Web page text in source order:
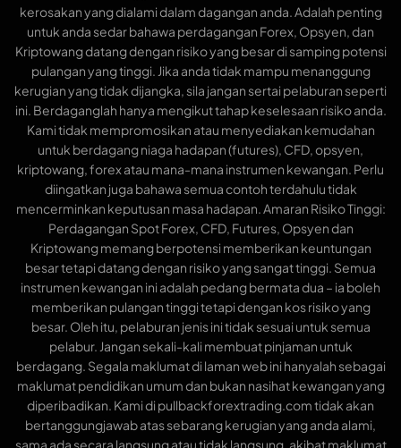
kerosakan yang dialami dalam dagangan anda. Adalah penting
untuk anda sedar bahawa perdagangan Forex, Opsyen, dan
Kriptowang datang dengan risiko yang besar di samping potensi
pulangan yang tinggi. Jika anda tidak mampu menanggung
kerugian yang tidak dijangka, sila jangan sertai pelaburan seperti
ini. Berdaganglah hanya mengikut tahap keselesaan risiko anda.
Kami tidak mempromosikan atau menyediakan kemudahan
untuk berdagang niaga hadapan (futures), CFD, opsyen,
kriptowang, forex atau mana-mana instrumen kewangan. Perlu
diingatkan juga bahawa semua contoh terdahulu tidak
mencerminkan keputusan masa hadapan. Amaran Risiko Tinggi:
Perdagangan Spot Forex, CFD, Futures, Opsyen dan
Kriptowang memang berpotensi memberikan keuntungan
besar tetapi datang dengan risiko yang sangat tinggi. Semua
instrumen kewangan ini adalah pedang bermata dua – ia boleh
memberikan pulangan tinggi tetapi dengan kos risiko yang
besar. Oleh itu, pelaburan jenis ini tidak sesuai untuk semua
pelabur. Jangan sekali-kali membuat pinjaman untuk
berdagang. Segala maklumat di laman web ini hanyalah sebagai
maklumat pendidikan umum dan bukan nasihat kewangan yang
diperibadikan. Kami di pullbackforextrading.com tidak akan
bertanggungjawab atas sebarang kerugian yang anda alami,
sama ada secara langsung atau tidak langsung, akibat maklumat